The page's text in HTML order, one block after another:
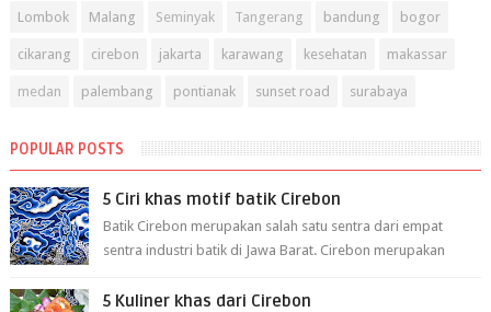
Lombok Malang Seminyak Tangerang bandung bogor
cikarang cirebon jakarta karawang kesehatan makassar
medan palembang pontianak sunset road surabaya
POPULAR POSTS
5 Ciri khas motif batik Cirebon
Batik Cirebon merupakan salah satu sentra dari empat
sentra industri batik di Jawa Barat. Cirebon merupakan
5 Kuliner khas dari Cirebon